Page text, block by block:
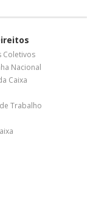
Coletivos
Nacional
Caixa
Trabalho